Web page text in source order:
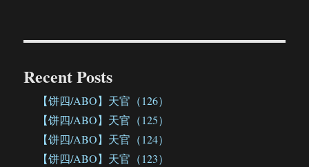
Recent Posts
【饼四/ABO】天官（126）
【饼四/ABO】天官（125）
【饼四/ABO】天官（124）
【饼四/ABO】天官（123）